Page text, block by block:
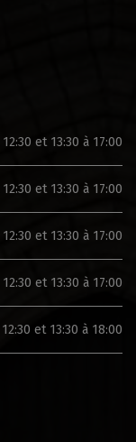
et 13:30 à 17:00
et 13:30 à 17:00
et 13:30 à 17:00
et 13:30 à 17:00
et 13:30 à 18:00